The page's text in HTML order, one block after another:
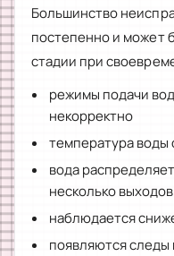
Большинство
постепенно и может
стадии при
режимы подачи
некорректно
температура воды
вода
несколько выходов
наблюдается
появляются следы